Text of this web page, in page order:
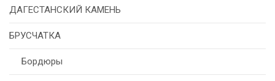
ДАГЕСТАНСКИЙ КАМЕНЬ
БРУСЧАТКА
Бордюры